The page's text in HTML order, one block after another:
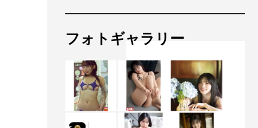
フォトギャラリー